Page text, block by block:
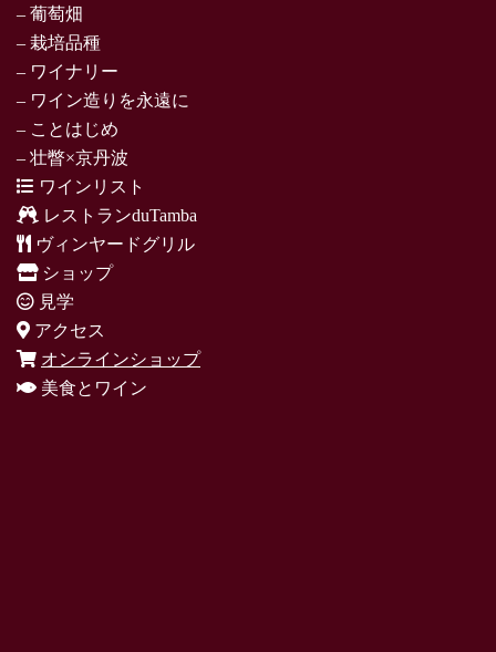
– 葡萄畑
– 栽培品種
– ワイナリー
– ワイン造りを永遠に
– ことはじめ
– 壮瞥×京丹波
ワインリスト
レストランduTamba
ヴィンヤードグリル
ショップ
見学
アクセス
オンラインショップ
美食とワイン